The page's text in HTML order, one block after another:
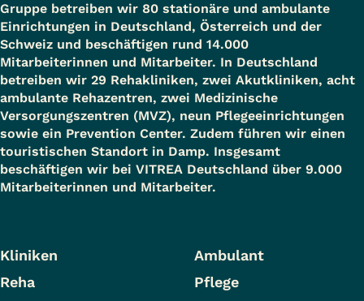
Gruppe betreiben wir 80 stationäre und ambulante
Einrichtungen in Deutschland, Österreich und der
Schweiz und beschäftigen rund 14.000
Mitarbeiterinnen und Mitarbeiter. In Deutschland
betreiben wir 29 Rehakliniken, zwei Akutkliniken, acht
ambulante Rehazentren, zwei Medizinische
Versorgungszentren (MVZ), neun Pflegeeinrichtungen
sowie ein Prevention Center. Zudem führen wir einen
touristischen Standort in Damp. Insgesamt
beschäftigen wir bei VITREA Deutschland über 9.000
Mitarbeiterinnen und Mitarbeiter.
Kliniken
Ambulant
Reha
Pflege